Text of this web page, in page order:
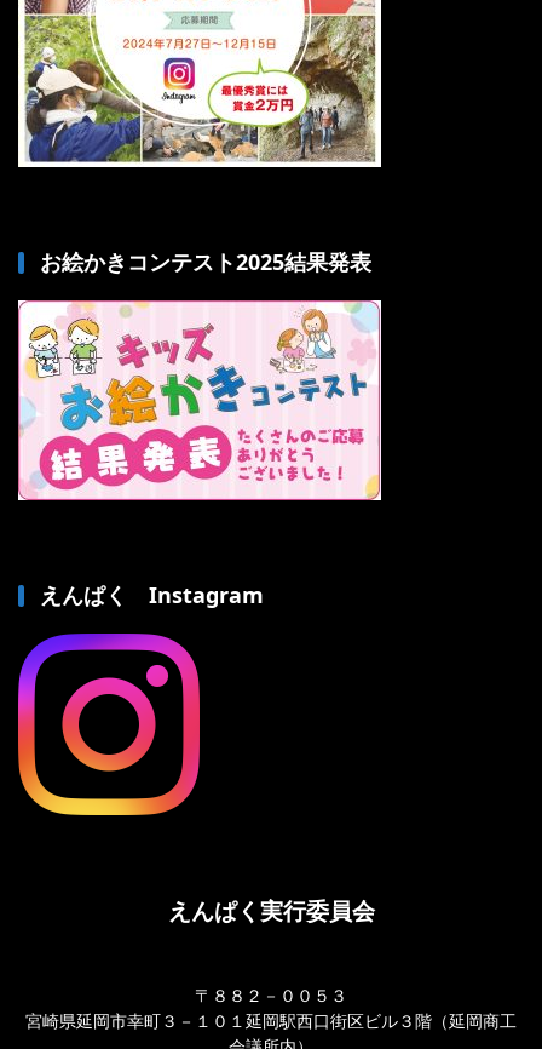
お絵かきコンテスト2025結果発表
えんぱく Instagram
えんぱく実行委員会
〒８８２－００５３
宮崎県延岡市幸町３－１０１延岡駅西口街区ビル３階（延岡商工